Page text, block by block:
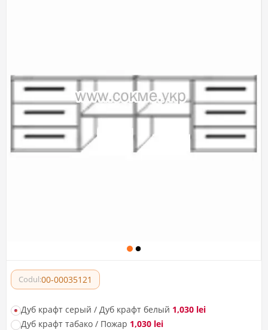
Codul:00-00035121
Дуб крафт серый / Дуб крафт белый 1,030 lei
Дуб крафт табако / Пожар 1,030 lei